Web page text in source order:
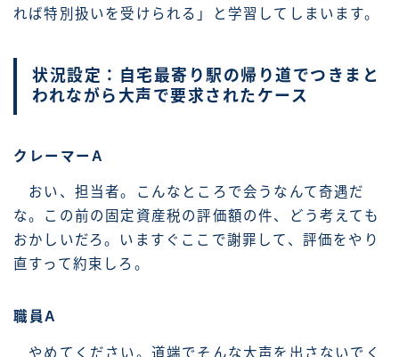
れば特別扱いを受けられる」と学習してしまいます。
状況設定：自宅最寄り駅の帰り道でつきまと
われながら大声で要求されたケース
クレーマーA
おい、担当者。こんなところで会うなんて奇遇だ
な。この前の固定資産税の評価額の件、どう考えても
おかしいだろ。いますぐここで謝罪して、評価をやり
直すって約束しろ。
職員A
やめてください。道端でそんな大声を出さないでく